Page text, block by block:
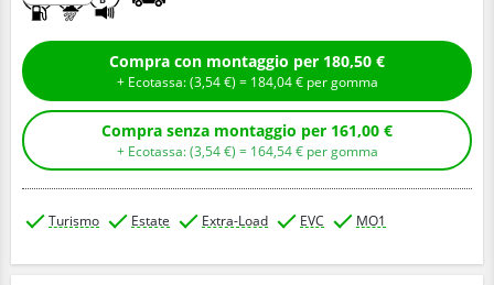
Compra con montaggio per 180,50 €
+ Ecotassa: (3,54€ ) = 184,04€ per gomma
Compra senza montaggio per 161,00 €
+ Ecotassa: (3,54€ ) = 164,54€ per gomma
Turismo Estate Extra-Load EVC MO1